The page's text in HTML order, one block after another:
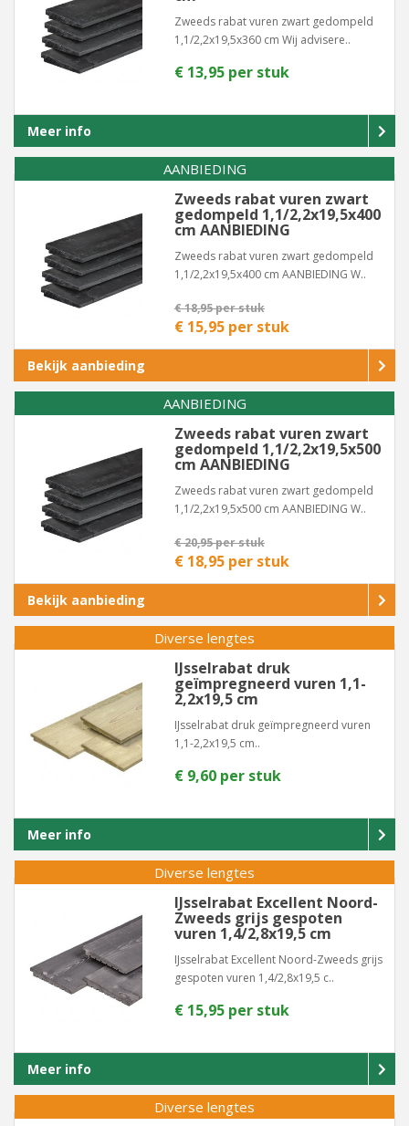
Zweeds rabat vuren zwart gedompeld
1,1/2,2x19,5x360 cm Wij advisere..
€ 13,95 per stuk
Meer info
AANBIEDING
Zweeds rabat vuren zwart
gedompeld 1,1/2,2x19,5x400
cm AANBIEDING
Zweeds rabat vuren zwart gedompeld
1,1/2,2x19,5x400 cm AANBIEDING W..
€ 18,95 per stuk
€ 15,95 per stuk
Bekijk aanbieding
AANBIEDING
Zweeds rabat vuren zwart
gedompeld 1,1/2,2x19,5x500
cm AANBIEDING
Zweeds rabat vuren zwart gedompeld
1,1/2,2x19,5x500 cm AANBIEDING W..
€ 20,95 per stuk
€ 18,95 per stuk
Bekijk aanbieding
Diverse lengtes
IJsselrabat druk
geïmpregneerd vuren 1,1-
2,2x19,5 cm
IJsselrabat druk geïmpregneerd vuren
1,1-2,2x19,5 cm..
€ 9,60 per stuk
Meer info
Diverse lengtes
IJsselrabat Excellent Noord-
Zweeds grijs gespoten
vuren 1,4/2,8x19,5 cm
IJsselrabat Excellent Noord-Zweeds grijs
gespoten vuren 1,4/2,8x19,5 c..
€ 15,95 per stuk
Meer info
Diverse lengtes